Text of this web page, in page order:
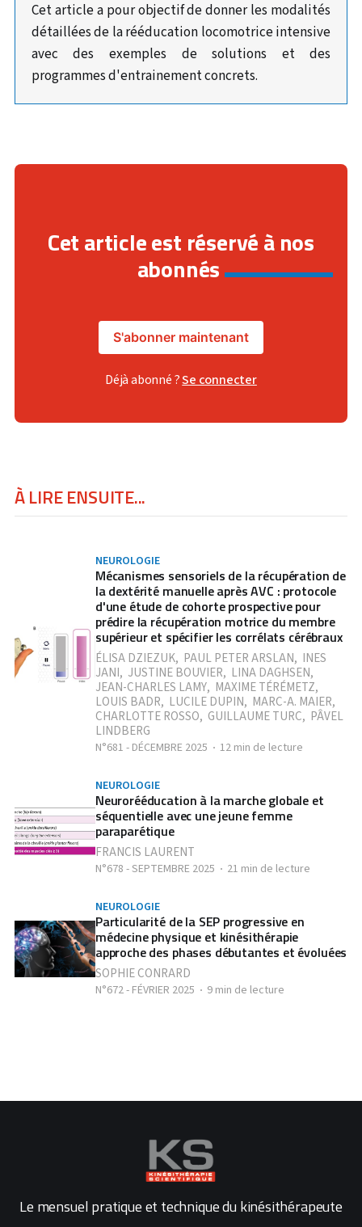
Cet article a pour objectif de donner les modalités
détaillées de la rééducation locomotrice intensive
avec des exemples de solutions et des
programmes d'entrainement concrets.
Cet article est réservé à nos
abonnés
S'abonner maintenant
Déjà abonné ?Se connecter
À LIRE ENSUITE...
NEUROLOGIE
Mécanismes sensoriels de la récupération de
la dextérité manuelle après AVC : protocole
d'une étude de cohorte prospective pour
prédire la récupération motrice du membre
supérieur et spécifier les corrélats cérébraux
ÉLISA DZIEZUK, PAUL PETER ARSLAN, INES
JANI, JUSTINE BOUVIER, LINA DAGHSEN,
JEAN-CHARLES LAMY, MAXIME TÉRÉMETZ,
LOUIS BADR, LUCILE DUPIN, MARC-A. MAIER,
CHARLOTTE ROSSO, GUILLAUME TURC, PÂVEL
LINDBERG
N°681 - DÉCEMBRE 2025 12 min de lecture
NEUROLOGIE
Neurorééducation à la marche globale et
séquentielle avec une jeune femme
paraparétique
FRANCIS LAURENT
N°678 - SEPTEMBRE 2025 21 min de lecture
NEUROLOGIE
Particularité de la SEP progressive en
médecine physique et kinésithérapie
approche des phases débutantes et évoluées
SOPHIE CONRARD
N°672 - FÉVRIER 2025 9 min de lecture
Le mensuel pratique et technique du kinésithérapeute